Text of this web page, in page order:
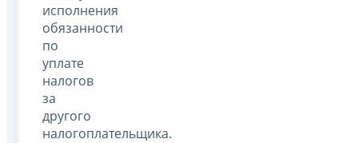
исполнения
обязанности
по
уплате
налогов
за
другого
налогоплательщика.